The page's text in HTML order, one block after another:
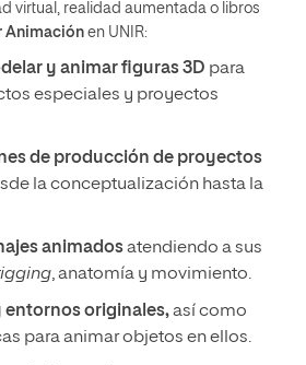
virtual, realidad aumentada o libros
Animación en UNIR:
y animar figuras 3D para
especiales y proyectos
de producción de proyectos
la conceptualización hasta la
animadosatendiendo a sus
, anatomía y movimiento.
entornos originales,así como
para animar objetos en ellos.